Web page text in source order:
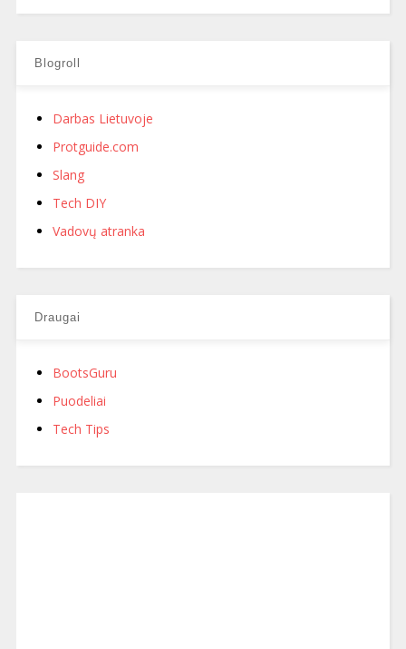
Blogroll
Darbas Lietuvoje
Protguide.com
Slang
Tech DIY
Vadovų atranka
Draugai
BootsGuru
Puodeliai
Tech Tips